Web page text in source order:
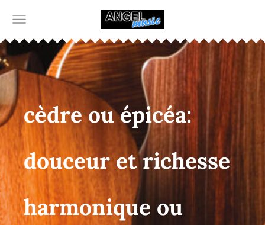
cèdre ou épicéa:
douceur et richesse
harmonique ou